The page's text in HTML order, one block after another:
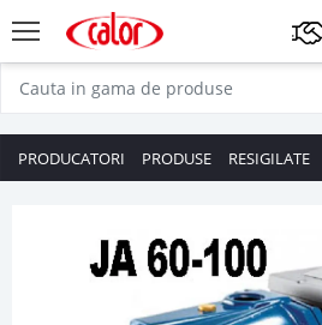
PRODUCATORI PRODUSE RESIGILATE